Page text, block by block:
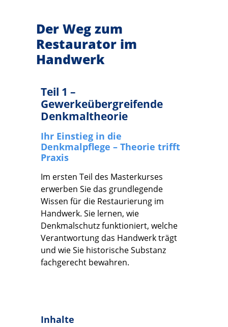
Der Weg zum
Restaurator im
Handwerk
Teil 1 –
Gewerkeübergreifende
Denkmaltheorie
Ihr Einstieg in die
Denkmalpflege – Theorie trifft
Praxis
Im ersten Teil des Masterkurses
erwerben Sie das grundlegende
Wissen für die Restaurierung im
Handwerk. Sie lernen, wie
Denkmalschutz funktioniert, welche
Verantwortung das Handwerk trägt
und wie Sie historische Substanz
fachgerecht bewahren.
Inhalte